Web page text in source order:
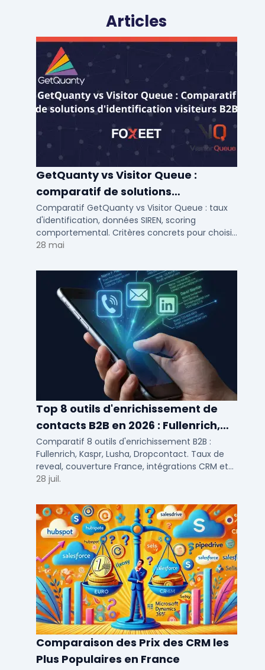
Articles
GetQuanty vs Visitor Queue :
comparatif de solutions
d'identification visiteurs B2B
Comparatif GetQuanty vs Visitor Queue : taux
d'identification, données SIREN, scoring
comportemental. Critères concrets pour choisir
votre solution de lead generation B2B en PME et
28 mai
Top 8 outils d'enrichissement de
contacts B2B en 2026 : Fullenrich,
Kaspr, Lusha...
Comparatif 8 outils d'enrichissement B2B :
Fullenrich, Kaspr, Lusha, Dropcontact. Taux de
reveal, couverture France, intégrations CRM et
tarifs testés pour SDR et commerciaux PME/ETI.
28 juil.
Comparaison des Prix des CRM les
Plus Populaires en France